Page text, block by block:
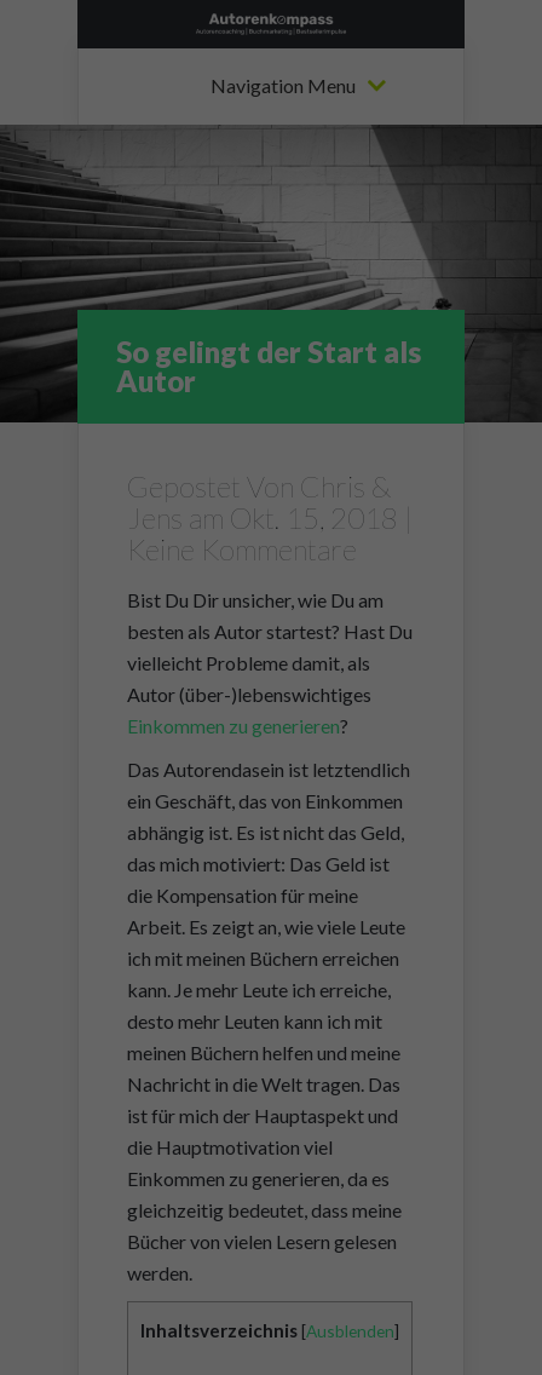
Navigation Menu
So gelingt der Start als
Autor
Gepostet Von Chris &
Jens am Okt. 15, 2018 |
Keine Kommentare
Bist Du Dir unsicher, wie Du am
besten als Autor startest? Hast Du
vielleicht Probleme damit, als
Autor (über-)lebenswichtiges
Einkommen zu generieren?
Das Autorendasein ist letztendlich
ein Geschäft, das von Einkommen
abhängig ist. Es ist nicht das Geld,
das mich motiviert: Das Geld ist
die Kompensation für meine
Arbeit. Es zeigt an, wie viele Leute
ich mit meinen Büchern erreichen
kann. Je mehr Leute ich erreiche,
desto mehr Leuten kann ich mit
meinen Büchern helfen und meine
Nachricht in die Welt tragen. Das
ist für mich der Hauptaspekt und
die Hauptmotivation viel
Einkommen zu generieren, da es
gleichzeitig bedeutet, dass meine
Bücher von vielen Lesern gelesen
werden.
Inhaltsverzeichnis [Ausblenden]